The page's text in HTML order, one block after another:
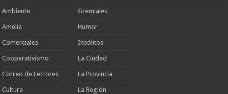
Ambiente
Amelia
Comerciales
Cooperativismo
Correo de Lectores
Cultura
Gremiales
Humor
Insólitos
La Ciudad
La Provincia
La Región